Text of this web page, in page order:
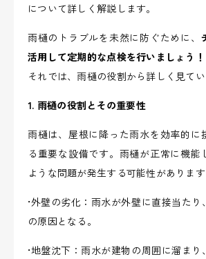
について詳しく解説します。
雨樋のトラブルを未然に防ぐために、
活用して定期的な点検を行いましょう！
それでは、雨樋の役割から詳しく見てい
1. 雨樋の役割とその重要性
雨樋は、屋根に降った雨水を効率的に
る重要な設備です。雨樋が正常に機能
ような問題が発生する可能性があります
•外壁の劣化：雨水が外壁に直接当た
の原因となる。
•地盤沈下：雨水が建物の周囲に溜ま